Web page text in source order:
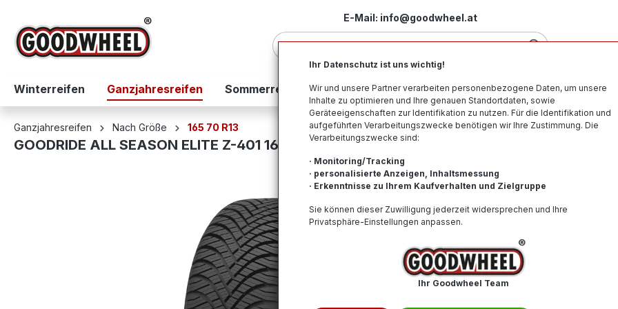
Zur Hauptnavigation springen E-Mail: info@goodwheel.at
Winterreifen Ganzjahresreifen Sommerreifen Motorradreifen Felgen Offroad-Reifen
Ganzjahresreifen Nach Größe 165 70 R13
GOODRIDE ALL SEASON ELITE Z-401 165/70R13 79T BSW
44,47
Preise inkl.
Ihr Datenschutz ist uns wichtig!
Wir und unsere Partner verarbeiten personenbezogene Daten, um unsere
Inhalte zu optimieren und Ihre genauen Standortdaten, sowie
Geräteeigenschaften zur Identifikation zu nutzen. Für die Identifikation und
aufgeführten Verarbeitungszwecke benötigen wir Ihre Zustimmung. Die
Verarbeitungszwecke sind:
· Monitoring/Tracking
· personalisierte Anzeigen, Inhaltsmessung
· Erkenntnisse zu Ihrem Kaufverhalten und Zielgruppe
Sie können dieser Zuwilligung jederzeit widersprechen und Ihre
Privatsphäre-Einstellungen anpassen.
Ihr Goodwheel Team